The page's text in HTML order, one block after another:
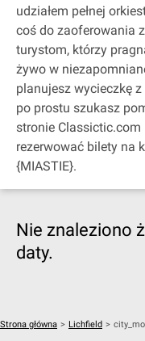
udziałem pełnej
coś do zaoferowania
turystom, którzy
żywo w
planujesz wycieczkę
po prostu szukasz
stronie
rezerwować bilety na
{MIASTIE}.
Nie znaleziono
daty.
Strona główna > Lichfield >